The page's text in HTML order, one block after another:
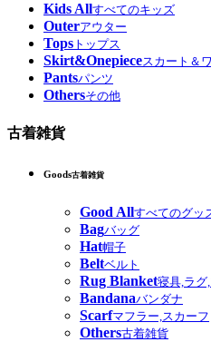
Kids Allすべてのキッズ
Outerアウター
Tops トップス
Skirt&Onepieceスカート＆
Pantsパンツ
Othersその他
古着雑貨
Goods古着雑貨
Good Allすべてのグッ
Bagバッグ
Hat帽子
Beltベルト
Rug Blanket寝具,ラグ
Bandanaバンダナ
Scarfマフラー,スカーフ
Others古着雑貨